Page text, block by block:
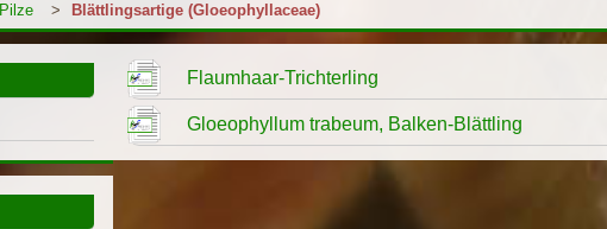
Pilze > Blättlingsartige (Gloeophyllaceae)
Flaumhaar-Trichterling
Gloeophyllum trabeum, Balken-Blättling